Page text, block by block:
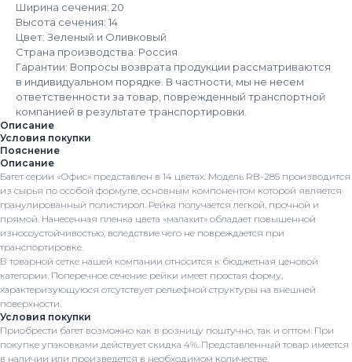
Ширина сечения: 20
Высота сечения: 14
Цвет: Зеленый и Оливковый
Страна производства: Россия
Гарантии: Вопросы возврата продукции рассматриваются
в индивидуальном порядке. В частности, мы не несем
ответственности за товар, поврежденный транспортной
компанией в результате транспортировки.
Описание
Условия покупки
Пояснение
Описание
Багет серии «Офис» представлен в 14 цветах. Модель RB-285 производится
из сырья по особой формуле, основным компонентом которой является
гранулированный полистирол. Рейка получается легкой, прочной и
прямой. Нанесенная пленка цвета «малахит» обладает повышенной
износоустойчивостью, вследствие чего не повреждается при
транспортировке.
В товарной сетке нашей компании относится к бюджетная ценовой
категории. Поперечное сечение рейки имеет простая форму,
характеризующуюся отсутствует рельефной структуры на внешней
поверхности.
Условия покупки
Приобрести багет возможно как в розницу поштучно, так и оптом. При
покупке упаковками действует скидка 4%. Представленный товар имеется
в наличии или произведется в необходимом количестве.